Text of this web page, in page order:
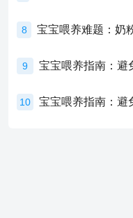
8
9 宝宝喂养指南：避
10 宝宝喂养指南：避